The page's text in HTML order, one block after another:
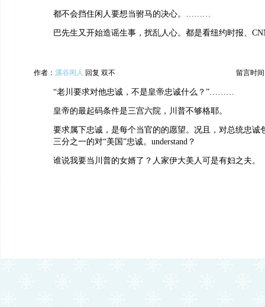
都不会挡住闲人要想当驸马的决心。………
巴先生又开始造谣生事，扰乱人心。都是看纽约时报、
作者： 溪谷闲人 回复 双不 留言时间
“老川要求对他忠诚，不是皇帝忠诚什么？”………
皇帝的最起码条件是三宫六院，川普不够格耶。
要求属下忠诚，是每个当官的的愿望。况且，对总统忠诚
三分之一的对“美国”忠诚。understand？
谁说我要当川普的女婿了？人家伊大美人可是有妇之夫。